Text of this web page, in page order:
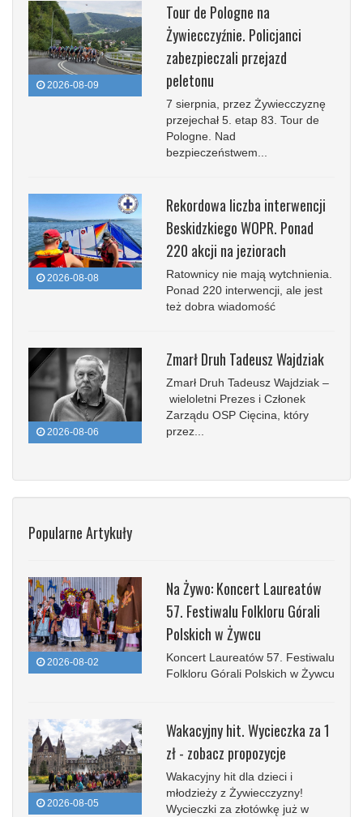
2026-08-09
Tour de Pologne na
Żywiecczyźnie. Policjanci
zabezpieczali przejazd
peletonu
7 sierpnia, przez Żywiecczyznę
przejechał 5. etap 83. Tour de
Pologne. Nad
bezpieczeństwem...
2026-08-08
Rekordowa liczba interwencji
Beskidzkiego WOPR. Ponad
220 akcji na jeziorach
Ratownicy nie mają wytchnienia.
Ponad 220 interwencji, ale jest
też dobra wiadomość
2026-08-06
Zmarł Druh Tadeusz Wajdziak
Zmarł Druh Tadeusz Wajdziak –
wieloletni Prezes i Członek
Zarządu OSP Cięcina, który
przez...
Popularne Artykuły
2026-08-02
Na Żywo: Koncert Laureatów
57. Festiwalu Folkloru Górali
Polskich w Żywcu
Koncert Laureatów 57. Festiwalu
Folkloru Górali Polskich w Żywcu
2026-08-05
Wakacyjny hit. Wycieczka za 1
zł - zobacz propozycje
Wakacyjny hit dla dzieci i
młodzieży z Żywiecczyzny!
Wycieczki za złotówkę już w